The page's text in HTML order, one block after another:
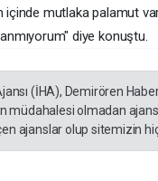
içinde mutlaka palamut
diye konuştu.
(İHA), Demirören
müdahalesi olmadan
ajanslar olup sitemizin